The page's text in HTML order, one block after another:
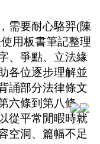
需要耐心駱羿(陳
用板書筆記整理
、爭點、立法緣
各位逐步理解並
誦部分法律條文
六條到第八條、
從平常閒暇時就
空洞、篇幅不足